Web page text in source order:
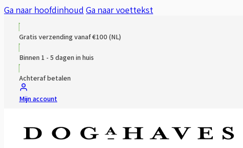
Ga naar hoofdinhoud Ga naar voettekst
Gratis verzending vanaf €100 (NL)
Binnen 1 - 5 dagen in huis
Achteraf betalen
Mijn account